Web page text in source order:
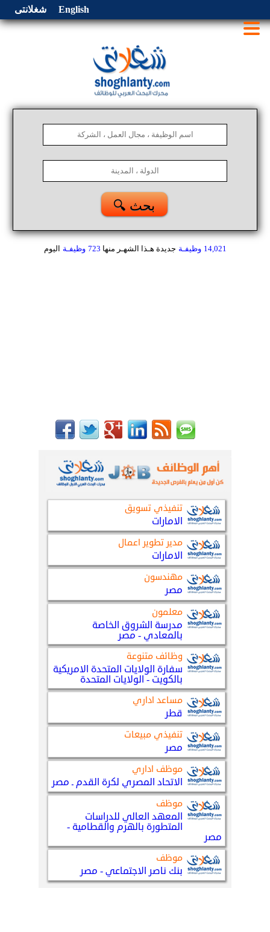
شغلانتى English
🔍 بحث
14,021 وظيفـة جديدة هـذا الشهـر منها 723 وظيفـة اليوم